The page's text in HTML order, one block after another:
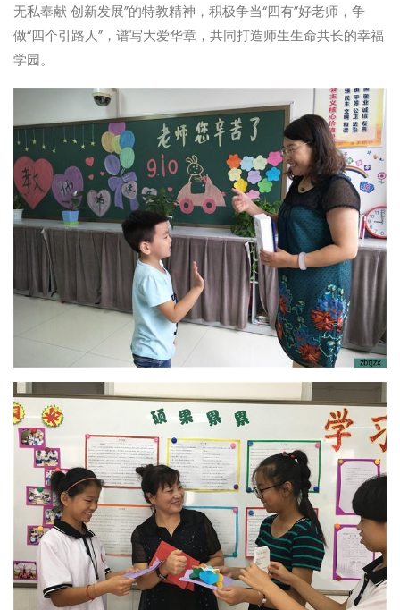
无私奉献 创新发展”的特教精神，积极争当“四有”好老师，争
做“四个引路人”，谱写大爱华章，共同打造师生生命共长的幸福
学园。